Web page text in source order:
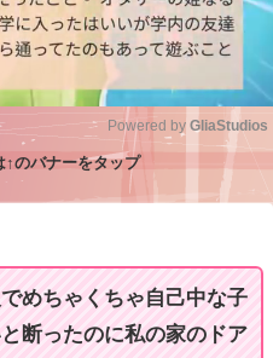
Powered by GliaStudios
のバナーをタップ
めちゃくちゃ自己中な子
断ったのに私の家のドア